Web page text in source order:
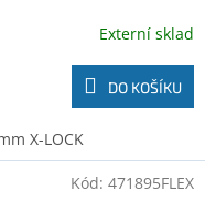
Externí sklad
DO KOŠÍKU
X-LOCK
Kód: 471895FLEX